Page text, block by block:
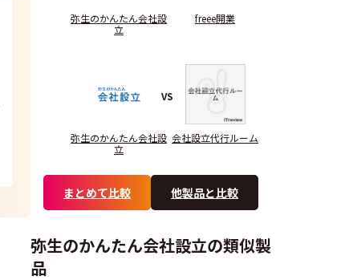
弥生のかんたん会社設
立
freee開業
弥生のかんたん会社設
立
VS
会社設立代行ルーム
まとめて比較 他製品と比較
弥生のかんたん会社設立の類似製
品